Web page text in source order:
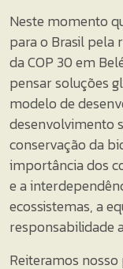
Neste momento
para o Brasil pela
da COP 30 em
pensar soluções
modelo de
desenvolvimento
conservação da
importância dos
e a
ecossistemas, a
responsabilidade
Reiteramos